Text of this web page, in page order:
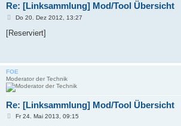
Re: [Linksammlung] Mod/Tool Übersicht
B
i
Do 20. Dez 2012, 13:27
[Reserviert]
FOE
Moderator der Technik
Re: [Linksammlung] Mod/Tool Übersicht
BFr 24. Mai 2013, 09:15